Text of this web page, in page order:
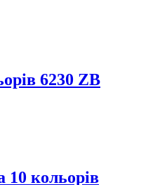
6230 ZB
кольорів